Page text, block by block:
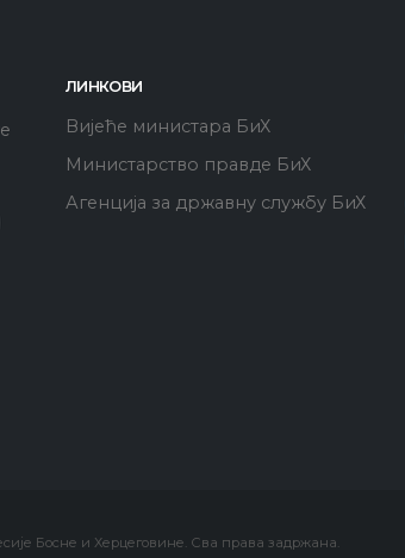
ЛИНКОВИ
Вијеће министара БиХ
Министарство правде БиХ
Агенција за државну службу БиХ
Босне и Херцеговине. Сва права задржана.